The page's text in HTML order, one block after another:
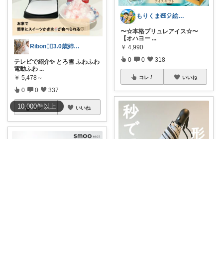
10,000件以上
Ribon❁⃘3.0歳姉妹ﾏﾏ👧🏻♡
テレビで紹介✨ とろ雪 ふわふわ
電動ふわ ...
￥ 5,478～
0 0 337
コレ いいね
もりくま🧸🎈絵本・スイーツ・酒他🙇
〜☆本格ブリュレアイス☆〜
【オハヨー ...
￥ 4,990
0 0 318
コレ いいね